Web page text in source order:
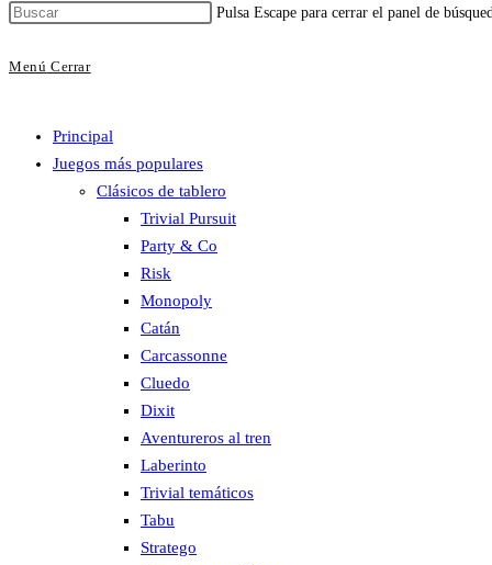
Pulsa Escape para cerrar el panel de
Menú Cerrar
Principal
Juegos más populares
Clásicos de tablero
Trivial Pursuit
Party & Co
Risk
Monopoly
Catán
Carcassonne
Cluedo
Dixit
Aventureros al tren
Laberinto
Trivial temáticos
Tabu
Stratego